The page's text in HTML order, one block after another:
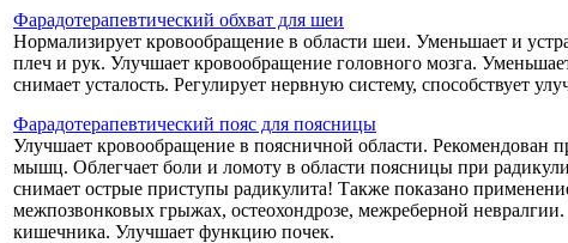
Фарадотерапевтический обхват для шеи
Нормализирует кровообращение в области шеи. Уменьшает и
плеч и рук. Улучшает кровообращение головного мозга.
снимает усталость. Регулирует нервную систему, способствует
Фарадотерапевтический пояс для поясницы
Улучшает кровообращение в поясничной области. Рекомендован
мышц. Облегчает боли и ломоту в области поясницы при
снимает острые приступы радикулита! Также показано
межпозвонковых грыжах, остеохондрозе, межреберной невралгии.
кишечника. Улучшает функцию почек.